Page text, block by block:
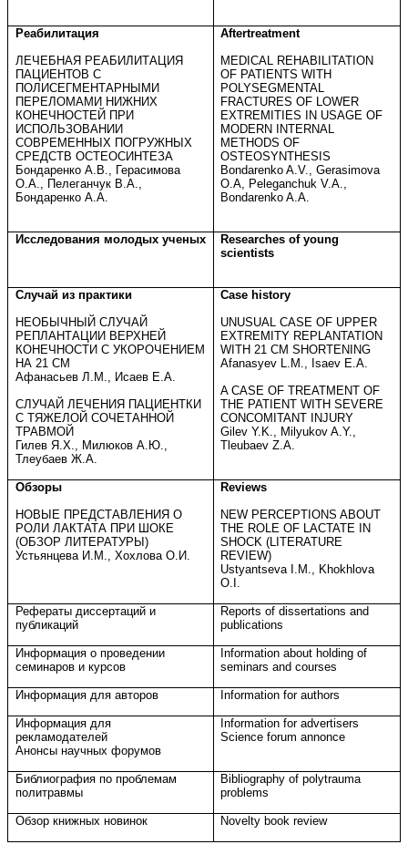
Реабилитация
ЛЕЧЕБНАЯ РЕАБИЛИТАЦИЯ
ПАЦИЕНТОВ С
ПОЛИСЕГМЕНТАРНЫМИ
ПЕРЕЛОМАМИ НИЖНИХ
КОНЕЧНОСТЕЙ ПРИ
ИСПОЛЬЗОВАНИИ
СОВРЕМЕННЫХ ПОГРУЖНЫХ
СРЕДСТВ ОСТЕОСИНТЕЗА
Бондаренко А.В., Герасимова
О.А., Пелеганчук В.А.,
Бондаренко А.А.
Aftertreatment
MEDICAL REHABILITATION
OF PATIENTS WITH
POLYSEGMENTAL
FRACTURES OF LOWER
EXTREMITIES IN USAGE OF
MODERN INTERNAL
METHODS OF
OSTEOSYNTHESIS
Bondarenko A.V., Gerasimova
O.A, Peleganchuk V.A.,
Bondarenko A.A.
Исследования молодых ученых
Researches of young
scientists
Случай из практики
НЕОБЫЧНЫЙ СЛУЧАЙ
РЕПЛАНТАЦИИ ВЕРХНЕЙ
КОНЕЧНОСТИ С УКОРОЧЕНИЕМ
НА 21 СМ
Афанасьев Л.М., Исаев Е.А.
СЛУЧАЙ ЛЕЧЕНИЯ ПАЦИЕНТКИ
С ТЯЖЕЛОЙ СОЧЕТАННОЙ
ТРАВМОЙ
Гилев Я.Х., Милюков А.Ю.,
Тлеубаев Ж.А.
Case history
UNUSUAL CASE OF UPPER
EXTREMITY REPLANTATION
WITH21 CM SHORTENING
Afanasyev L.M., Isaev E.A.
A CASE OF TREATMENT OF
THE PATIENT WITH SEVERE
CONCOMITANT INJURY
Gilev Y.K., Milyukov A.Y.,
Tleubaev Z.A.
Обзоры
НОВЫЕ ПРЕДСТАВЛЕНИЯ О
РОЛИ ЛАКТАТА ПРИ ШОКЕ
(ОБЗОР ЛИТЕРАТУРЫ)
Устьянцева И.М., Хохлова О.И.
Reviews
NEW PERCEPTIONS ABOUT
THE ROLE OF LACTATE IN
SHOCK (LITERATURE
REVIEW)
Ustyantseva I.M., Khokhlova
O.I.
Рефераты диссертаций и
публикаций
Reports of dissertations and
publications
Информация о проведении
семинаров и курсов
Information about holding of
seminars and courses
Информация для авторов Information for authors
Информация для
рекламодателей
Анонсы научных форумов
Information for advertisers
Science forum annonce
Библиография по проблемам
политравмы
Bibliography of polytrauma
problems
Обзор книжных новинок Novelty book review